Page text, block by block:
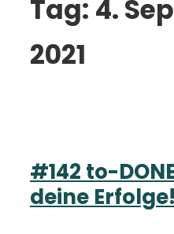
Tag: 4.
2021
#142 to-
deine Erfolge!